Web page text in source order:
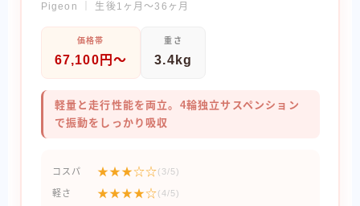
Pigeon ｜ 生後1ヶ月〜36ヶ月
価格帯
67,100円〜
重さ
3.4kg
軽量と走行性能を両立。4輪独立サスペンション
で振動をしっかり吸収
コスパ ★★★☆☆(3/5)
軽さ ★★★★☆(4/5)